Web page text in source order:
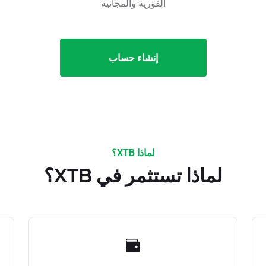
الفورية والمجانية
إنشاء حساب
لماذا XTB؟
لماذا تستثمر في XTB؟